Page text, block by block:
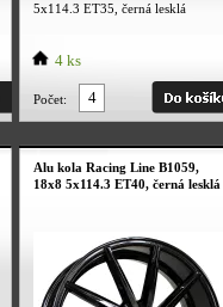
5x114.3 ET35, černá lesklá
4 ks
Počet:
Alu kola Racing Line B1059,
18x8 5x114.3 ET40, černá lesklá